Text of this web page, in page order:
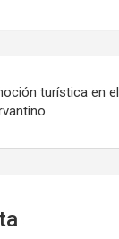
turística en el